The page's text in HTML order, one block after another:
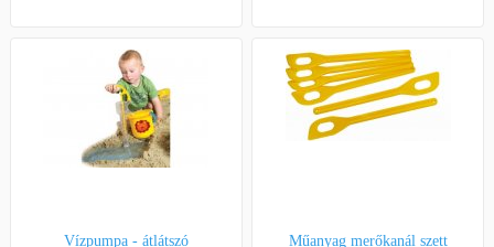
Vízpumpa - átlátszó Műanyag merőkanál szett